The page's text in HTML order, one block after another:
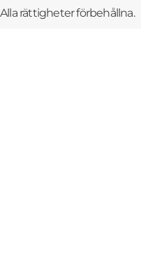
rättigheter förbehållna.